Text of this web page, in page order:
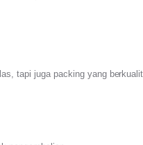
tapi juga packing yang